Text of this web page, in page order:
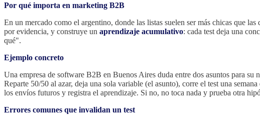
Por qué importa en marketing B2B
En un mercado como el argentino, donde las listas suelen ser más chicas que
por evidencia, y construye un aprendizaje acumulativo: cada test deja una
qué".
Ejemplo concreto
Una empresa de software B2B en Buenos Aires duda entre dos asuntos para
Reparte 50/50 al azar, deja una sola variable (el asunto), corre el test una
los envíos futuros y registra el aprendizaje. Si no, no toca nada y prueba otra
Errores comunes que invalidan un test